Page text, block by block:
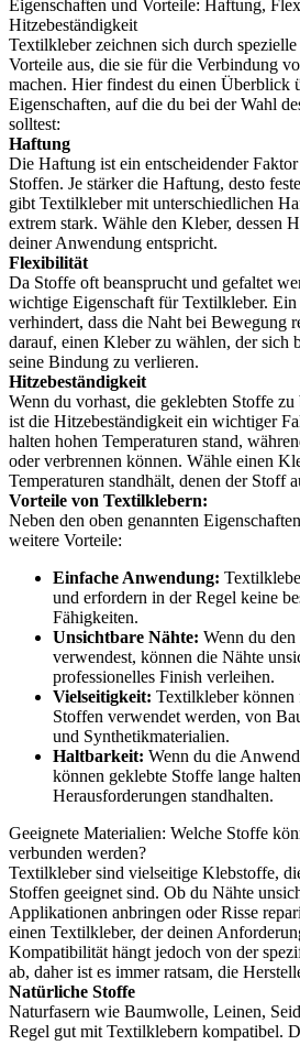
Eigenschaften und Vorteile: Haftung,
Hitzebeständigkeit
Textilkleber zeichnen sich durch
Vorteile aus, die sie für die Verbindung
machen. Hier findest du einen Überblick
Eigenschaften, auf die du bei der Wahl
solltest:
Haftung
Die Haftung ist ein entscheidender
Stoffen. Je stärker die Haftung, desto
gibt Textilkleber mit unterschiedlichen
extrem stark. Wähle den Kleber, dessen
deiner Anwendung entspricht.
Flexibilität
Da Stoffe oft beansprucht und gefaltet
wichtige Eigenschaft für Textilkleber.
verhindert, dass die Naht bei Bewegung
darauf, einen Kleber zu wählen, der sich
seine Bindung zu verlieren.
Hitzebeständigkeit
Wenn du vorhast, die geklebten Stoffe
ist die Hitzebeständigkeit ein wichtiger
halten hohen Temperaturen stand,
oder verbrennen können. Wähle einen
Temperaturen standhält, denen der Stoff
Vorteile von Textilklebern:
Neben den oben genannten
weitere Vorteile:
Einfache Anwendung:
und erfordern in der Regel keine
Fähigkeiten.
Unsichtbare Nähte: Wenn du
verwendest, können die Nähte
professionelles Finish verleihen.
Vielseitigkeit: Textilkleber
Stoffen verwendet werden, von
und Synthetikmaterialien.
Haltbarkeit: Wenn du die
können geklebte Stoffe lange
Herausforderungen standhalten.
Geeignete Materialien: Welche Stoffe
verbunden werden?
Textilkleber sind vielseitige Klebstoffe,
Stoffen geeignet sind. Ob du Nähte
Applikationen anbringen oder Risse
einen Textilkleber, der deinen
Kompatibilität hängt jedoch von der
ab, daher ist es immer ratsam, die
Natürliche Stoffe
Naturfasern wie Baumwolle, Leinen,
Regel gut mit Textilklebern kompatibel.